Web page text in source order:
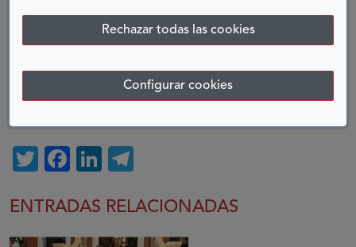
Rechazar todas las cookies
Configurar cookies
*La imagen que aparece en este post es propiedad
de ‘Granada Hoy’
TwitterFacebook
LinkedIn
ENTRADAS RELACIONADAS